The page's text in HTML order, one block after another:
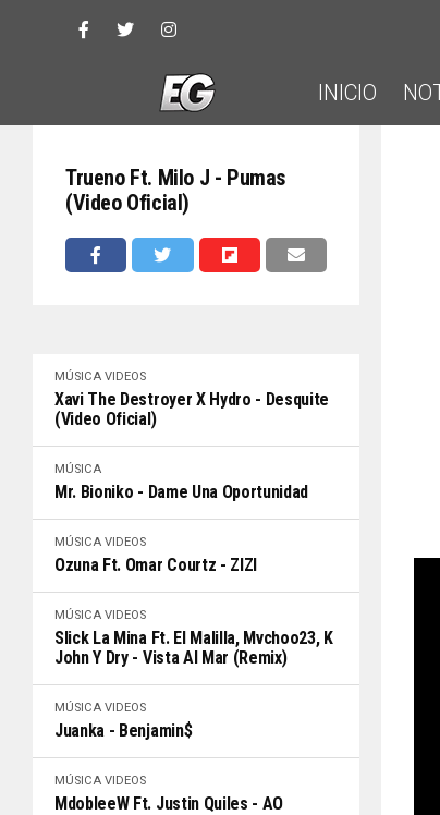
INICIO
Trueno Ft. Milo J - Pumas
(Video Oficial)
MÚSICA VIDEOS
Xavi The Destroyer X Hydro - Desquite
(Video Oficial)
MÚSICA
Mr. Bioniko - Dame Una Oportunidad
MÚSICA VIDEOS
Ozuna Ft. Omar Courtz - ZIZI
MÚSICA VIDEOS
Slick La Mina Ft. El Malilla, Mvchoo23, K
John Y Dry - Vista Al Mar (Remix)
MÚSICA VIDEOS
Juanka - Benjamin$
MÚSICA VIDEOS
MdobleeW Ft. Justin Quiles - AO